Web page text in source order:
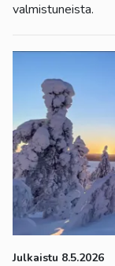
valmistuneista.
Julkaistu 8.5.2026